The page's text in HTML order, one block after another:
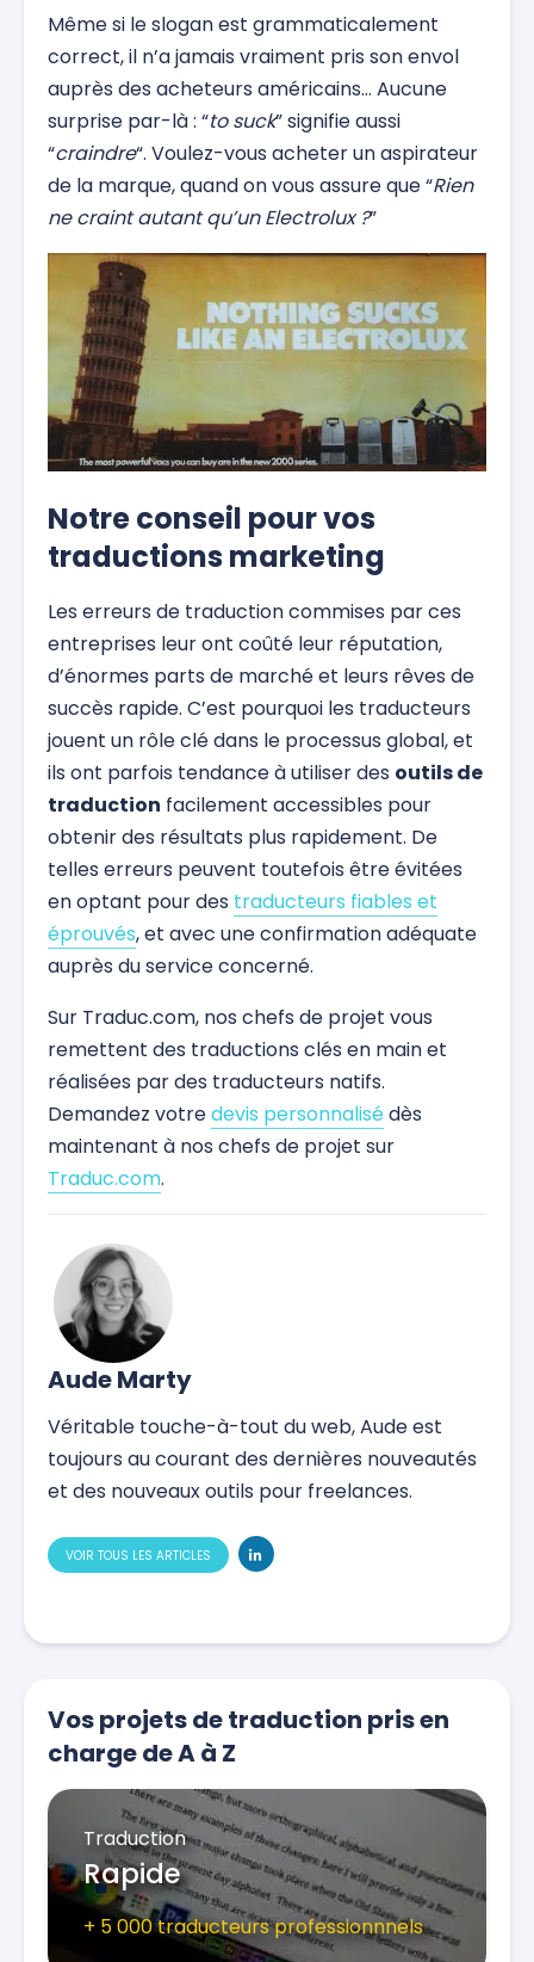
Même si le slogan est grammaticalement
correct, il n’a jamais vraiment pris son envol
auprès des acheteurs américains… Aucune
surprise par-là : “to suck” signifie aussi
“craindre“. Voulez-vous acheter un aspirateur
de la marque, quand on vous assure que “Rien
ne craint autant qu’un Electrolux ?”
Notre conseil pour vos
traductions marketing
Les erreurs de traduction commises par ces
entreprises leur ont coûté leur réputation,
d’énormes parts de marché et leurs rêves de
succès rapide. C’est pourquoi les traducteurs
jouent un rôle clé dans le processus global, et
ils ont parfois tendance à utiliser des outils de
traduction facilement accessibles pour
obtenir des résultats plus rapidement. De
telles erreurs peuvent toutefois être évitées
en optant pour des traducteurs fiables et
éprouvés, et avec une confirmation adéquate
auprès du service concerné.
Sur Traduc.com, nos chefs de projet vous
remettent des traductions clés en main et
réalisées par des traducteurs natifs.
Demandez votredevis personnalisédès
maintenant à nos chefs de projet sur
Traduc.com.
Aude Marty
Véritable touche-à-tout du web, Aude est
toujours au courant des dernières nouveautés
et des nouveaux outils pour freelances.
VOIR TOUS LES ARTICLES
Vos projets de traduction pris en
charge de A à Z
Traduction
Rapide
+ 5 000 traducteurs professionnnels